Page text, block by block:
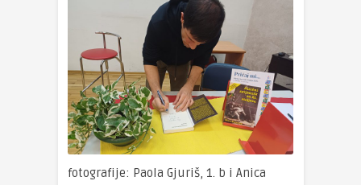
fotografije: Paola Gjuriš, 1. b i Anica